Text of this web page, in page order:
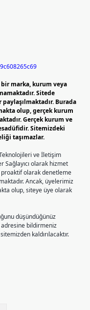
marka, kurum veya
Sitede
paylaşılmaktadır. Burada
olup, gerçek kurum
Gerçek kurum ve
Sitemizdeki
taşımazlar.
ve İletişim
Sağlayıcı olarak hizmet
olarak denetleme
Ancak, üyelerimiz
olup, siteye üye olarak
düşündüğünüz
adresine bildirmeniz
kaldırılacaktır.